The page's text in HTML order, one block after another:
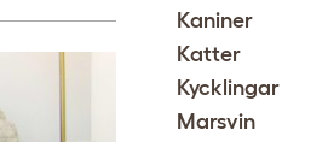
Kaniner
Katter
Kycklingar
Marsvin